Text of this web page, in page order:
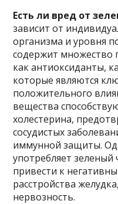
Есть ли вред от
зависит от
организма и уровня
содержит множество
как антиоксиданты,
которые являются
положительного
вещества
холестерина,
сосудистых
иммунной защиты.
употребляет
привести к
расстройства
нервозность.